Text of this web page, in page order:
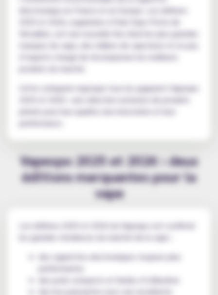
électronique en France et en Europe. Les éditions
2025 et 2026, organisées à Paris Expo Porte de
Versailles, ont une nouvelle fois réuni les plus grandes
marques de vape, des milliers de vapoteurs et un jury
Cette catégorie regroupe tous les gagnants Vapexpo
primés pour leur qualité, leur innovation et leur
Vapexpo 2025 et 2026 : deux
éditions marquantes pour la
vape
Les éditions 2025 et 2026 du Vapexpo ont confirmé
les grandes tendances du marché de la vape :
des cigarettes electroniques toujours plus
des pods compacts et faciles d’utilisation